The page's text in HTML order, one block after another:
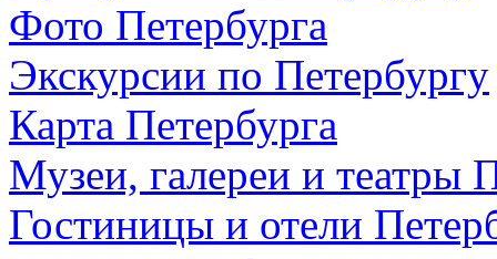
Фото Петербурга
Экскурсии по Петербургу
Карта Петербурга
Музеи, галереи и театры
Гостиницы и отели